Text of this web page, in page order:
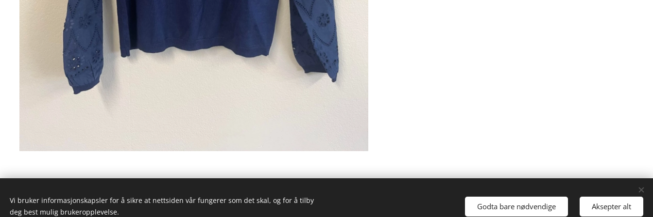
Vi bruker informasjonskapsler for å sikre at nettsiden vår fungerer som det skal, og for å tilby
deg best mulig brukeropplevelse.
Godta bare nødvendige Aksepter alt